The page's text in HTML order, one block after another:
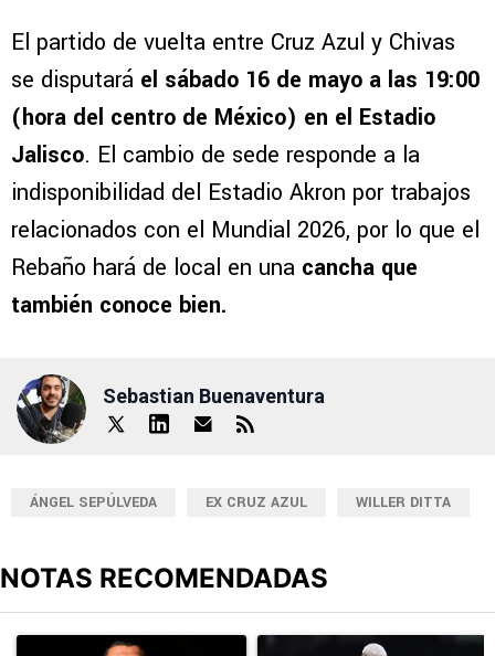
El partido de vuelta entre Cruz Azul y Chivas
se disputará el sábado 16 de mayo a las 19:00
(hora del centro de México) en el Estadio
Jalisco. El cambio de sede responde a la
indisponibilidad del Estadio Akron por trabajos
relacionados con el Mundial 2026, por lo que el
Rebaño hará de local en una cancha que
también conoce bien.
Sebastian Buenaventura
ÁNGEL SEPÚLVEDA EX CRUZ AZUL WILLER DITTA
NOTAS RECOMENDADAS
Un artículo de tendencia con el título "Erik Lira habría
Un artículo de tendencia con